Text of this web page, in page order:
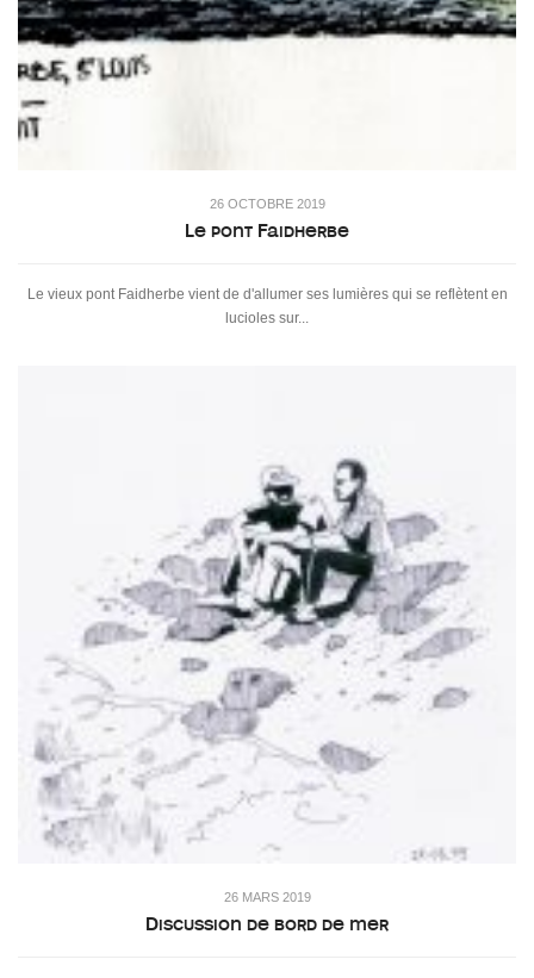
26 OCTOBRE 2019
Le pont Faidherbe
Le vieux pont Faidherbe vient de d'allumer ses lumières qui se reflètent en
lucioles sur...
26 MARS 2019
Discussion de bord de mer